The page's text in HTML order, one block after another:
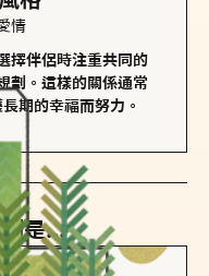
情
擇伴侶時注重共同的
劃。這樣的關係通常
期的幸福而努力。
是...